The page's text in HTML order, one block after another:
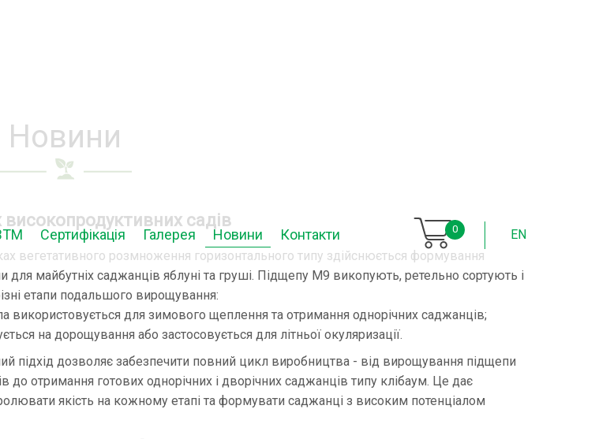
Сертифікація Галерея Новини Контакти 0 EN
Новини
садів
вегетативного розмноження горизонтального типу здійснюється формування
для майбутніх саджанців яблуні та груші. Підщепу М9 викопують, ретельно сортують і
етапи подальшого вирощування:
використовується для зимового щеплення та отримання однорічних саджанців;
на дорощування або застосовується для літньої окуляризації.
підхід дозволяє забезпечити повний цикл виробництва - від вирощування підщепи
до отримання готових однорічних і дворічних саджанців типу клібаум. Це дає
якість на кожному етапі та формувати саджанці з високим потенціалом